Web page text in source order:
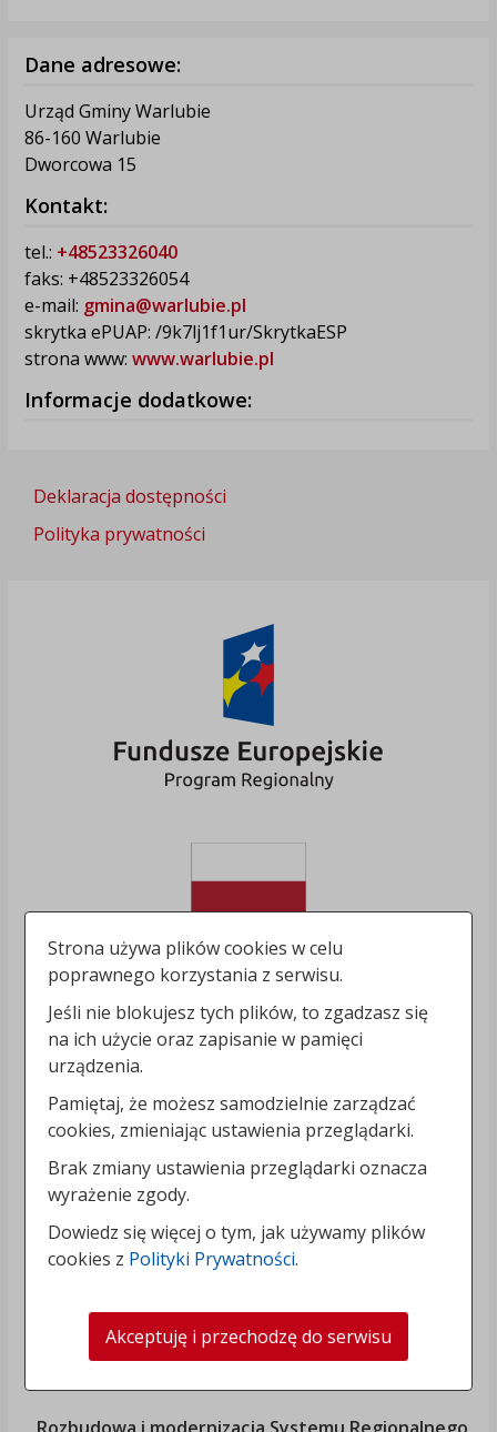
Dane adresowe:
Urząd Gminy Warlubie
86-160 Warlubie
Dworcowa 15
Kontakt:
tel.: +48523326040
faks: +48523326054
e-mail: gmina@warlubie.pl
skrytka ePUAP: /9k7lj1f1ur/SkrytkaESP
strona www: www.warlubie.pl
Informacje dodatkowe:
Deklaracja dostępności
Polityka prywatności
Strona używa plików cookies w celu
poprawnego korzystania z serwisu.
Jeśli nie blokujesz tych plików, to zgadzasz się
na ich użycie oraz zapisanie w pamięci
urządzenia.
Pamiętaj, że możesz samodzielnie zarządzać
cookies, zmieniając ustawienia przeglądarki.
Brak zmiany ustawienia przeglądarki oznacza
wyrażenie zgody.
Dowiedz się więcej o tym, jak używamy plików
cookies z Polityki Prywatności.
Akceptuję i przechodzę do serwisu